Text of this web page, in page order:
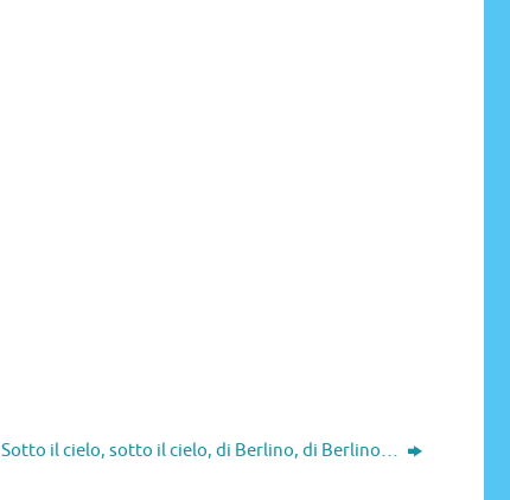
Sotto il cielo, sotto il cielo, di Berlino, di Berlino…